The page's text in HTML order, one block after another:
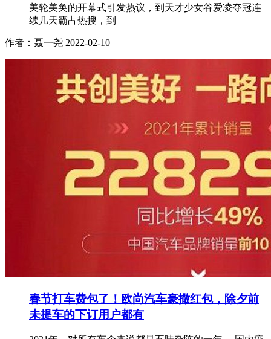
美轮美奂的开幕式引发热议，到天才少女谷爱凌夺冠连
续几天霸占热搜，到
作者：聂一尧 2022-02-10
春节打车费包了！欧尚汽车豪撒红包，除夕前
未提车的下订用户都有